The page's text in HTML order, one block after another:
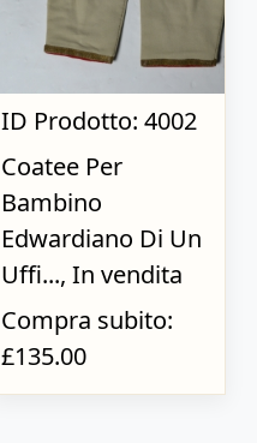
ID Prodotto: 4002
Coatee Per
Bambino
Edwardiano Di Un
Uffi..., In vendita
Compra subito:
£135.00